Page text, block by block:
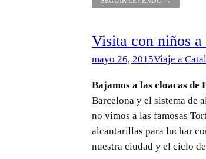
DULCE
EN
LUMINE
BEACH
DE
Visita con niños
mayo 26, 2015Viaje a
Bajamos a las cloacas de
Barcelona y el sistema de
no vimos a las famosas
alcantarillas para luchar
nuestra ciudad y el ciclo